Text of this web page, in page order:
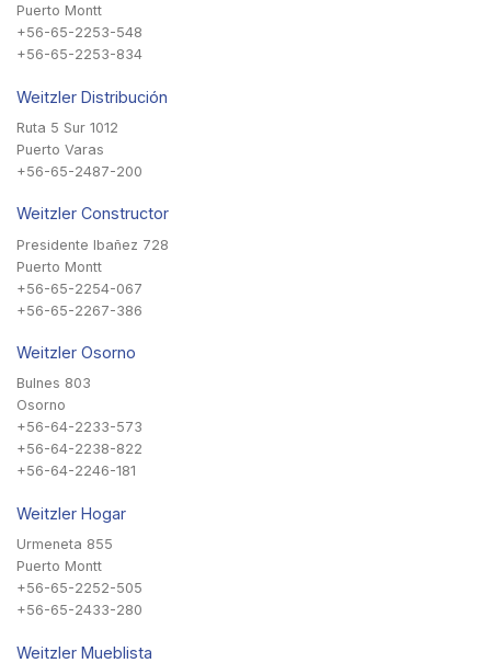
Puerto Montt
+56-65-2253-548
+56-65-2253-834
Weitzler Distribución
Ruta 5 Sur 1012
Puerto Varas
+56-65-2487-200
Weitzler Constructor
Presidente Ibañez 728
Puerto Montt
+56-65-2254-067
+56-65-2267-386
Weitzler Osorno
Bulnes 803
Osorno
+56-64-2233-573
+56-64-2238-822
+56-64-2246-181
Weitzler Hogar
Urmeneta 855
Puerto Montt
+56-65-2252-505
+56-65-2433-280
Weitzler Mueblista